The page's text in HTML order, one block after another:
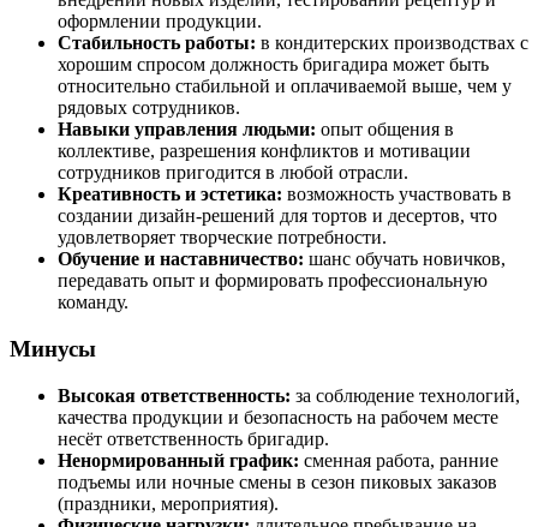
оформлении продукции.
Стабильность работы: в кондитерских производствах с
хорошим спросом должность бригадира может быть
относительно стабильной и оплачиваемой выше, чем у
рядовых сотрудников.
Навыки управления людьми: опыт общения в
коллективе, разрешения конфликтов и мотивации
сотрудников пригодится в любой отрасли.
Креативность и эстетика: возможность участвовать в
создании дизайн-решений для тортов и десертов, что
удовлетворяет творческие потребности.
Обучение и наставничество: шанс обучать новичков,
передавать опыт и формировать профессиональную
команду.
Минусы
Высокая ответственность: за соблюдение технологий,
качества продукции и безопасность на рабочем месте
несёт ответственность бригадир.
Ненормированный график: сменная работа, ранние
подъемы или ночные смены в сезон пиковых заказов
(праздники, мероприятия).